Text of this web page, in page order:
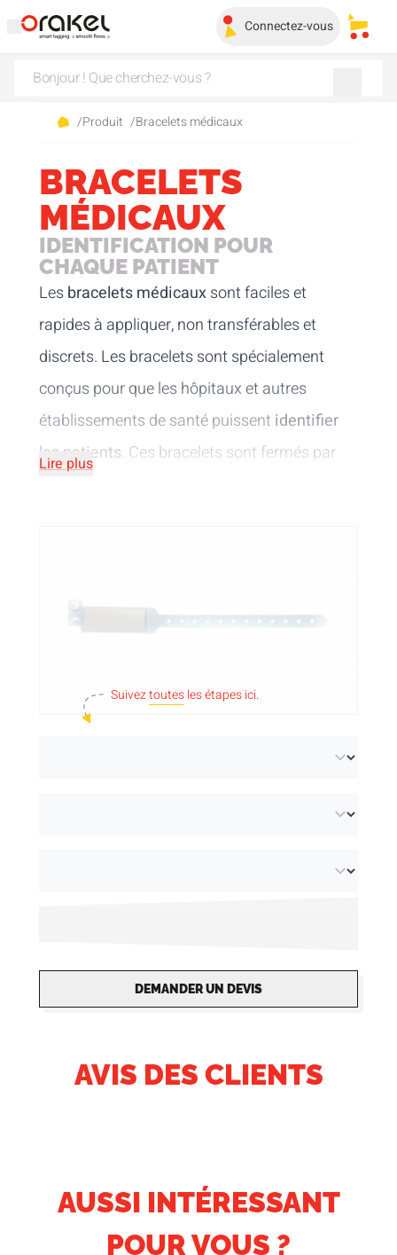
Connectez-vous Mes
/Produit /Bracelets médicaux
BRACELETS
MÉDICAUX
IDENTIFICATION POUR
CHAQUE PATIENT
Lesbracelets médicauxsont faciles et
rapides à appliquer, non transférables et
discrets. Les bracelets sont spécialement
conçus pour que les hôpitaux et autres
établissements de santé puissent identifier
les patients. Ces bracelets sont fermés par
différentes couleurs.
Lire plus
Suiveztoutesles étapes ici.
DEMANDER UN DEVIS
AVIS DES CLIENTS
AUSSI INTÉRESSANT
POUR VOUS ?